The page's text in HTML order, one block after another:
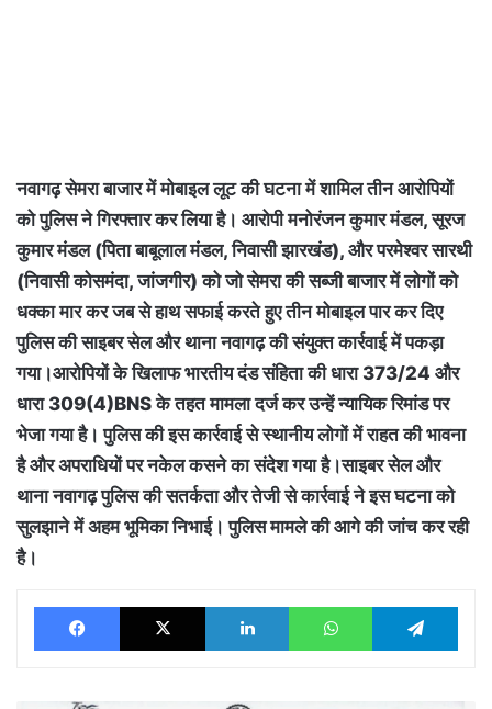
नवागढ़ सेमरा बाजार में मोबाइल लूट की घटना में शामिल तीन आरोपियों
को पुलिस ने गिरफ्तार कर लिया है। आरोपी मनोरंजन कुमार मंडल, सूरज
कुमार मंडल (पिता बाबूलाल मंडल, निवासी झारखंड), और परमेश्वर सारथी
(निवासी कोसमंदा, जांजगीर) को जो सेमरा की सब्जी बाजार में लोगों को
धक्का मार कर जब से हाथ सफाई करते हुए तीन मोबाइल पार कर दिए
पुलिस की साइबर सेल और थाना नवागढ़ की संयुक्त कार्रवाई में पकड़ा
गया।आरोपियों के खिलाफ भारतीय दंड संहिता की धारा 373/24 और
धारा 309(4)BNS के तहत मामला दर्ज कर उन्हें न्यायिक रिमांड पर
भेजा गया है। पुलिस की इस कार्रवाई से स्थानीय लोगों में राहत की भावना
है और अपराधियों पर नकेल कसने का संदेश गया है।साइबर सेल और
थाना नवागढ़ पुलिस की सतर्कता और तेजी से कार्रवाई ने इस घटना को
सुलझाने में अहम भूमिका निभाई। पुलिस मामले की आगे की जांच कर रही
है।
Facebook X LinkedIn WhatsApp